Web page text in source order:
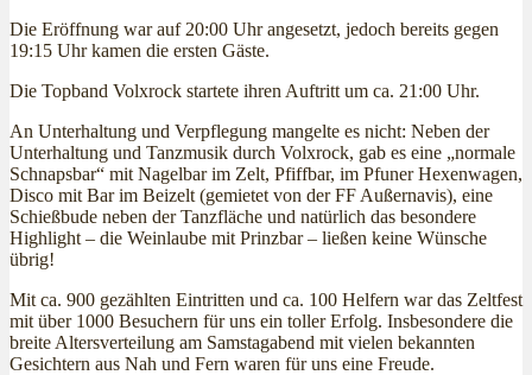
Die Eröffnung war auf 20:00 Uhr angesetzt, jedoch bereits gegen
19:15 Uhr kamen die ersten Gäste.
Die Topband Volxrock startete ihren Auftritt um ca. 21:00 Uhr.
An Unterhaltung und Verpflegung mangelte es nicht: Neben der
Unterhaltung und Tanzmusik durch Volxrock, gab es eine „normale
Schnapsbar“ mit Nagelbar im Zelt, Pfiffbar, im Pfuner Hexenwagen,
Disco mit Bar im Beizelt (gemietet von der FF Außernavis), eine
Schießbude neben der Tanzfläche und natürlich das besondere
Highlight – die Weinlaube mit Prinzbar – ließen keine Wünsche
übrig!
Mit ca. 900 gezählten Eintritten und ca. 100 Helfern war das Zeltfest
mit über 1000 Besuchern für uns ein toller Erfolg. Insbesondere die
breite Altersverteilung am Samstagabend mit vielen bekannten
Gesichtern aus Nah und Fern waren für uns eine Freude.